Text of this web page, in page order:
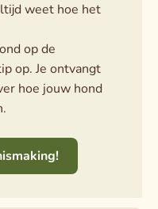
weet hoe het
op de
op. Je ontvangt
hoe jouw hond